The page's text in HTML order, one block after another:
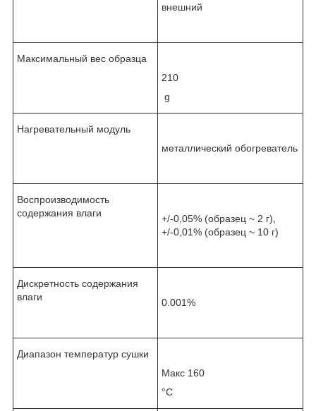
внешний
Максимальный вес образца
210
g
Нагревательный модуль
металлический обогреватель
Воспроизводимость
содержания влаги
+/-0,05% (образец ~ 2 г),
+/-0,01% (образец ~ 10 г)
Дискретность содержания
влаги
0.001%
Диапазон температур сушки
Макс 160
°С